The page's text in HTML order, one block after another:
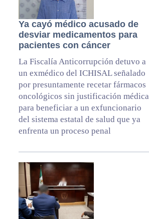
Ya cayó médico acusado de
desviar medicamentos para
pacientes con cáncer
La Fiscalía Anticorrupción detuvo a
un exmédico del ICHISAL señalado
por presuntamente recetar fármacos
oncológicos sin justificación médica
para beneficiar a un exfuncionario
del sistema estatal de salud que ya
enfrenta un proceso penal